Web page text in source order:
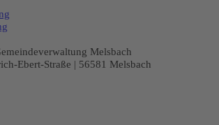
Melsbach
Ebert-Straße | 56581 Melsbach